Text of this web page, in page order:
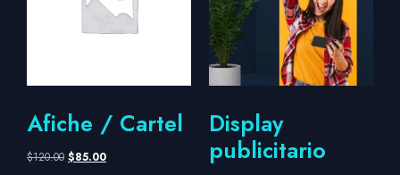
Afiche / Cartel
$120.00 $85.00
Display
publicitario